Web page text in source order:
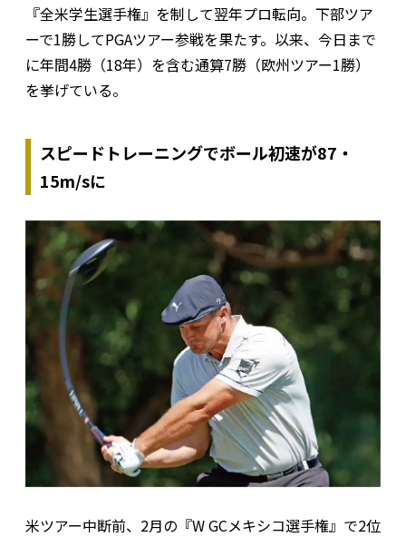
『全米学生選手権』を制して翌年プロ転向。下部ツア
ーで1勝してPGAツアー参戦を果たす。以来、今日まで
に年間4勝（18年）を含む通算7勝（欧州ツアー1勝）
を挙げている。
スピードトレーニングでボール初速が87・
15‌m/sに
米ツアー中断前、2月の『W GCメキシコ選手権』で2位